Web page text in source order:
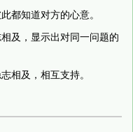
都知道对方的心意。
及，显示出对同一问题的
相及，相互支持。